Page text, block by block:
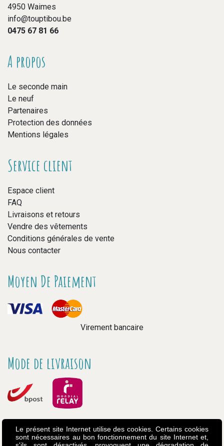
4950 Waimes
info@touptibou.be
0475 67 81 66
A propos
Le seconde main
Le neuf
Partenaires
Protection des données
Mentions légales
Service client
Espace client
FAQ
Livraisons et retours
Vendre des vêtements
Conditions générales de vente
Nous contacter
Moyen De Paiement
Virement bancaire
Mode de livraison
Le présent site Internet utilise des cookies. Certains cookies
sont nécessaires au bon fonctionnement du site Internet et,